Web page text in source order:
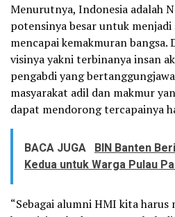
Menurutnya, Indonesia adalah
potensinya besar untuk
mencapai kemakmuran bangsa.
visinya yakni terbinanya insan
pengabdi yang
masyarakat adil dan makmur
dapat mendorong tercapainya
BACA JUGA BIN Banten
Kedua untuk Warga Pulau
“Sebagai alumni HMI kita harus